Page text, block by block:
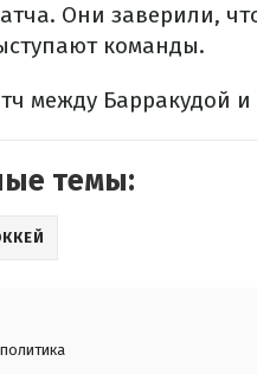
Они заверили,
команды.
между Барракудой и
темы: